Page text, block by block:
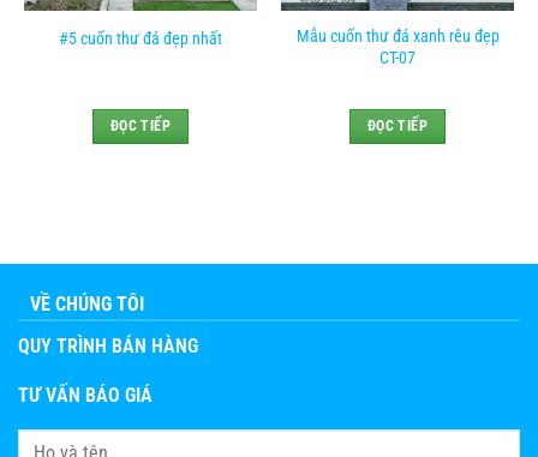
#5 cuốn thư đá đẹp nhất
ĐỌC TIẾP
Mẫu cuốn thư đá xanh rêu đẹp
CT-07
ĐỌC TIẾP
VỀ CHÚNG TÔI
QUY TRÌNH BÁN HÀNG
TƯ VẤN BÁO GIÁ